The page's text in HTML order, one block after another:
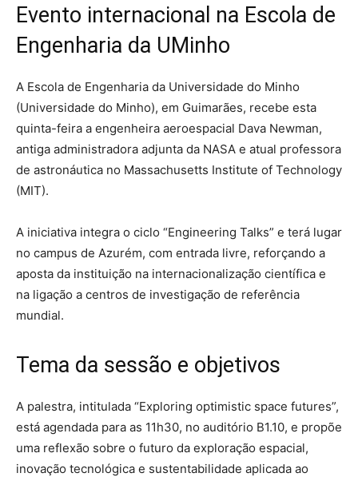
Evento internacional na Escola de
Engenharia da UMinho
A Escola de Engenharia da Universidade do Minho
(Universidade do Minho), em Guimarães, recebe esta
quinta-feira a engenheira aeroespacial Dava Newman,
antiga administradora adjunta da NASA e atual professora
de astronáutica no Massachusetts Institute of Technology
(MIT).
A iniciativa integra o ciclo “Engineering Talks” e terá lugar
no campus de Azurém, com entrada livre, reforçando a
aposta da instituição na internacionalização científica e
na ligação a centros de investigação de referência
mundial.
Tema da sessão e objetivos
A palestra, intitulada “Exploring optimistic space futures”,
está agendada para as 11h30, no auditório B1.10, e propõe
uma reflexão sobre o futuro da exploração espacial,
inovação tecnológica e sustentabilidade aplicada ao